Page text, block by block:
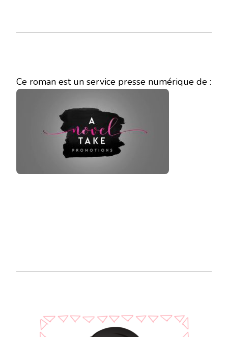
Ce roman est un service presse numérique de :